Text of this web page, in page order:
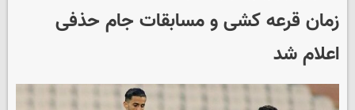
زمان قرعه کشی و مسابقات جام حذفی
اعلام شد